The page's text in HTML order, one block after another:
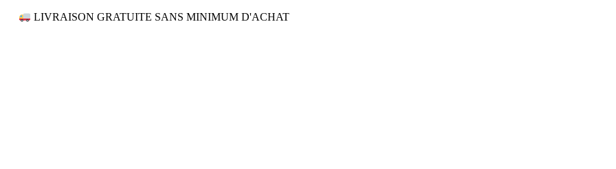
LIVRAISON GRATUITE SANS MINIMUM D'ACHAT